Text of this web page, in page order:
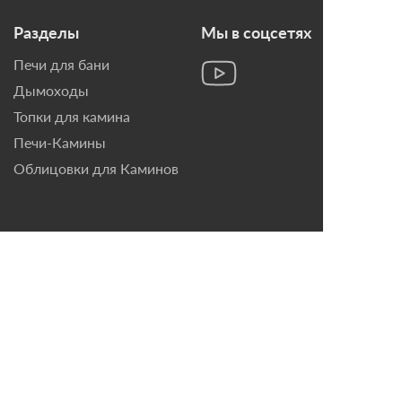
Разделы
Печи для бани
Дымоходы
Топки для камина
Печи-Камины
Облицовки для Каминов
Мы в соцсетях